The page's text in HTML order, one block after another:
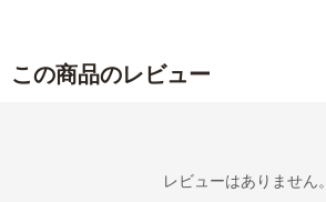
この商品のレビュー
レビューはありません。